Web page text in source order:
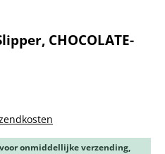
CHOCOLATE-
onmiddellijke verzending,